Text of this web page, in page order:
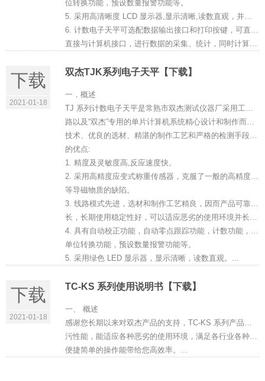
位转换功能，预设数量报警功能等。
5. 采用高清晰度 LCD 显示器,显示清晰,读数直观，并有背光功能。
6. 计数电子天平可选配数据输出接口和打印按键，可直接连接打印机进行数据打印，更可
直接与计算机接口，进行数据的采集、统计，同时计算机也可通过接口来控制电...
下载
2021-01-18
双杰TJK系列电子天平【下载】
一．概述
TJ 系列计数电子天平是常熟市双杰测试仪器厂采用工业级的高精度传感器和测量电
路以及“双杰”专用的单片计算机系统精心设计和制作而成的高品质电子称重仪器，先进的
技术、优良的选材、精湛的制作工艺和严格的检测手段,使该系列电子衡器具备了极其完美
的优点:
1. 精度及灵敏度高,反应速度快。
2. 采用高精度应变式称重传感器，克服了一般的高精度电磁式电子衡器不能称量铁、镍
等导磁物质的缺陷。
3. 线路模式先进，选材和制作工艺精良，因而产品可靠性高，抗干扰能力强，使用寿命
长，长期使用稳定性好，可以适应恶劣的使用环境并长时间连续工作。
4. 具有自动校正功能，自动零点跟踪功能，计数功能，累计功能，去皮和预去皮功能，
单位转换功能，预设数量报警功能等。
5. 采用绿色 LED 显示器，显示清晰，读数直观。...
下载
2021-01-18
TC-KS 系列使用说明书【下载】
一、 概述
感谢您长期以来对双杰产品的支持，TC-KS 系列产品具有优良的防潮、防
污性能，能适应各种恶劣的使用环境，满足各行业各种用途的称重检测要求，愿
便捷简单的操作能带给您高效率。...